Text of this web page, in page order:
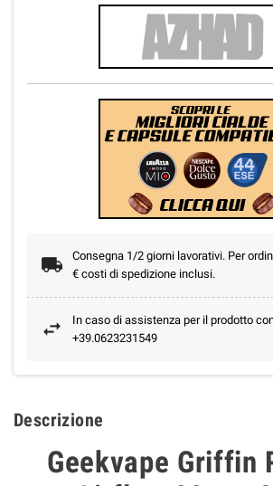
Consegna 1/2 giorni lavorativi. Per
€ costi di spedizione inclusi.
In caso di assistenza per il prodotto
+39.0623231549
Descrizione
Geekvape Griffin